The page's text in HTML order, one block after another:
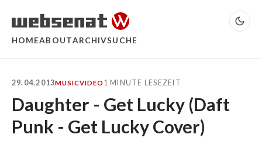
HOMEABOUTARCHIVSUCHE
29.04.2013MUSICVIDEO 1 MINUTE LESEZEIT
Daughter - Get Lucky (Daft
Punk - Get Lucky Cover)